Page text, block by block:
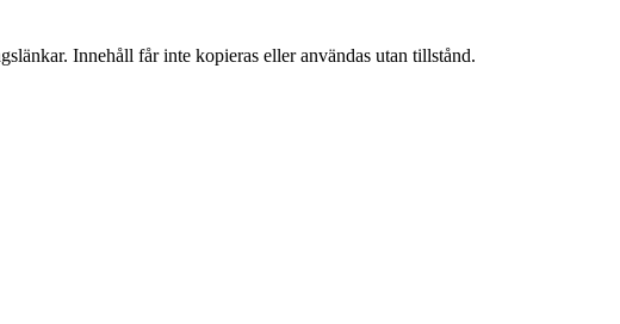
Innehåll får inte kopieras eller användas utan tillstånd.